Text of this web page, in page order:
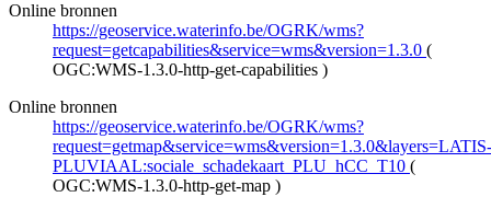
Online bronnen
https://geoservice.waterinfo.be/OGRK/wms?
request=getcapabilities&service=wms&version=1.3.0 (
OGC:WMS-1.3.0-http-get-capabilities )
Online bronnen
https://geoservice.waterinfo.be/OGRK/wms?
request=getmap&service=wms&version=1.3.0&layers=LATIS-
PLUVIAAL:sociale_schadekaart_PLU_hCC_T10 (
OGC:WMS-1.3.0-http-get-map )